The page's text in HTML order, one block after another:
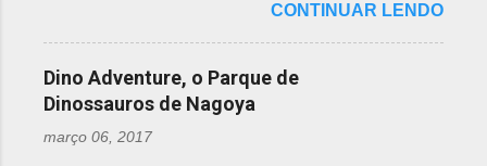
mares, 7 dias da semana, 7 cores, 7
anões, etc... Budistas acreditam em 7
reencarnações. Japoneses
comemoram o sétimo dia após o
origem do futebol. Muitos povos dos
antigos Egito, Grécia e Roma já
tiveram jogos semelhantes há
milhares de anos, além dos sempre
citados chineses e japoneses. Longe
CONTINUAR LENDO
Dino Adventure, o Parque de
Dinossauros de Nagoya
março 06, 2017